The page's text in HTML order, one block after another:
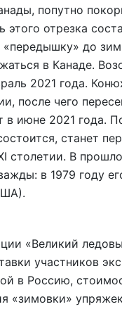
попутно
отрезка
до
в Канаде.
2021 года.
после чего
в июне 2021 года.
станет
столетии. В
в 1979 году
«Великий
участников
в Россию,
«зимовки»